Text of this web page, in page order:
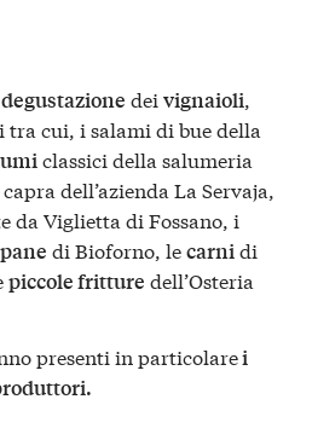
degustazione dei vignaioli,
cui, i salami di bue della
classici della salumeria
dell’azienda La Servaja,
da Viglietta di Fossano, i
pane di Bioforno, lecarnidi
piccole fritture dell’Osteria
presenti in particolarei